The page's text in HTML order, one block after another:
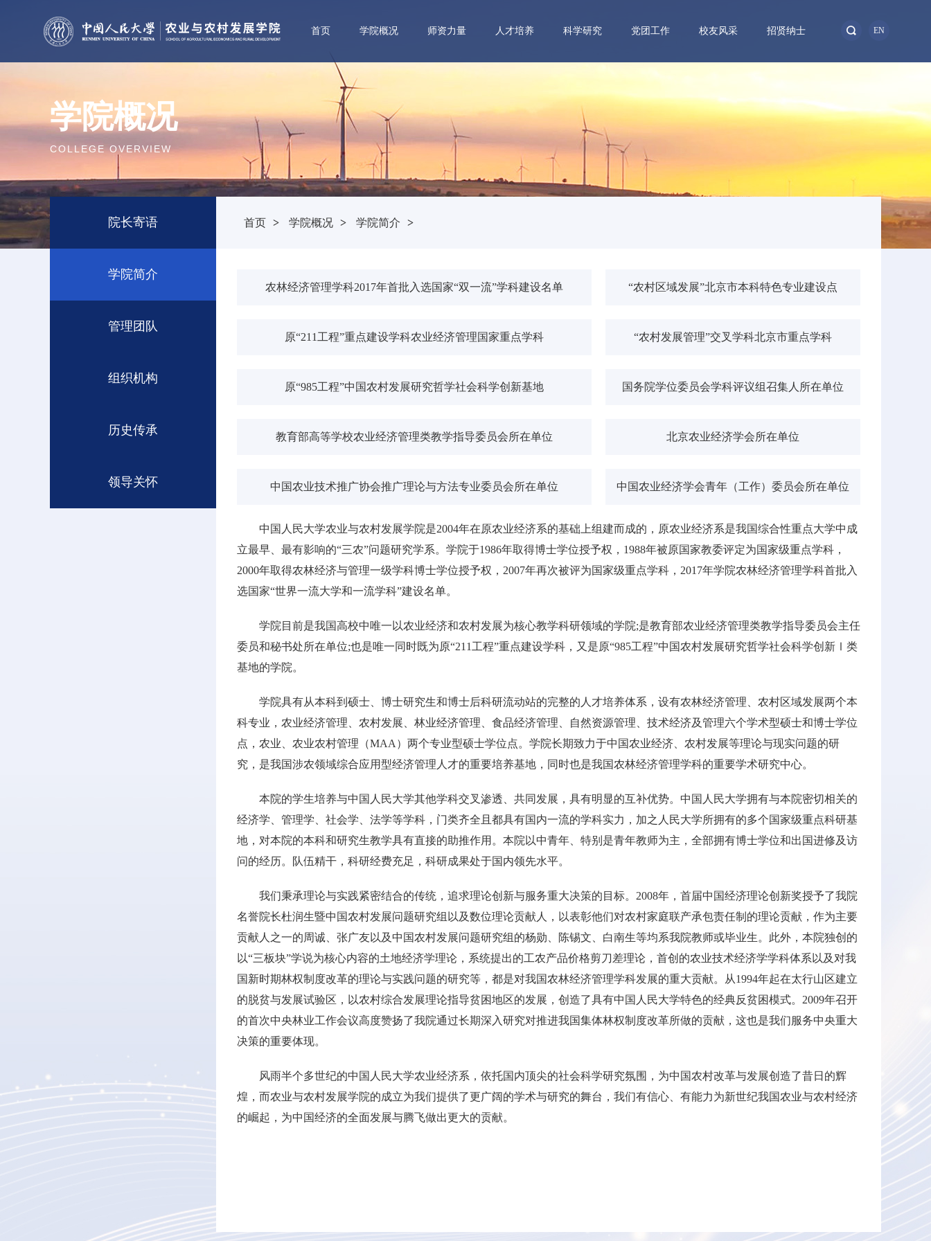
首页 学院概况 师资力量 人才培养 科学研究 党团工作 校友风采 招贤纳士 EN
学院概况
COLLEGE OVERVIEW
院长寄语
学院简介
管理团队
组织机构
历史传承
领导关怀
首页 > 学院概况 > 学院简介 >
农林经济管理学科2017年首批入选国家“双一流”学科建设名单 “农村区域发展”北京市本科特色专业建设点
原“211工程”重点建设学科农业经济管理国家重点学科 “农村发展管理”交叉学科北京市重点学科
原“985工程”中国农村发展研究哲学社会科学创新基地 国务院学位委员会学科评议组召集人所在单位
教育部高等学校农业经济管理类教学指导委员会所在单位 北京农业经济学会所在单位
中国农业技术推广协会推广理论与方法专业委员会所在单位 中国农业经济学会青年（工作）委员会所在单位
中国人民大学农业与农村发展学院是2004年在原农业经济系的基础上组建而成的，原农业经济系是我国综合性重点大学中成
立最早、最有影响的“三农”问题研究学系。学院于1986年取得博士学位授予权，1988年被原国家教委评定为国家级重点学科，
2000年取得农林经济与管理一级学科博士学位授予权，2007年再次被评为国家级重点学科，2017年学院农林经济管理学科首批入
选国家“世界一流大学和一流学科”建设名单。
学院目前是我国高校中唯一以农业经济和农村发展为核心教学科研领域的学院;是教育部农业经济管理类教学指导委员会主任
委员和秘书处所在单位;也是唯一同时既为原“211工程”重点建设学科，又是原“985工程”中国农村发展研究哲学社会科学创新Ⅰ类
基地的学院。
学院具有从本科到硕士、博士研究生和博士后科研流动站的完整的人才培养体系，设有农林经济管理、农村区域发展两个本
科专业，农业经济管理、农村发展、林业经济管理、食品经济管理、自然资源管理、技术经济及管理六个学术型硕士和博士学位
点，农业、农业农村管理（MAA）两个专业型硕士学位点。学院长期致力于中国农业经济、农村发展等理论与现实问题的研
究，是我国涉农领域综合应用型经济管理人才的重要培养基地，同时也是我国农林经济管理学科的重要学术研究中心。
本院的学生培养与中国人民大学其他学科交叉渗透、共同发展，具有明显的互补优势。中国人民大学拥有与本院密切相关的
经济学、管理学、社会学、法学等学科，门类齐全且都具有国内一流的学科实力，加之人民大学所拥有的多个国家级重点科研基
地，对本院的本科和研究生教学具有直接的助推作用。本院以中青年、特别是青年教师为主，全部拥有博士学位和出国进修及访
问的经历。队伍精干，科研经费充足，科研成果处于国内领先水平。
我们秉承理论与实践紧密结合的传统，追求理论创新与服务重大决策的目标。2008年，首届中国经济理论创新奖授予了我院
名誉院长杜润生暨中国农村发展问题研究组以及数位理论贡献人，以表彰他们对农村家庭联产承包责任制的理论贡献，作为主要
贡献人之一的周诚、张广友以及中国农村发展问题研究组的杨勋、陈锡文、白南生等均系我院教师或毕业生。此外，本院独创的
以“三板块”学说为核心内容的土地经济学理论，系统提出的工农产品价格剪刀差理论，首创的农业技术经济学学科体系以及对我
国新时期林权制度改革的理论与实践问题的研究等，都是对我国农林经济管理学科发展的重大贡献。从1994年起在太行山区建立
的脱贫与发展试验区，以农村综合发展理论指导贫困地区的发展，创造了具有中国人民大学特色的经典反贫困模式。2009年召开
的首次中央林业工作会议高度赞扬了我院通过长期深入研究对推进我国集体林权制度改革所做的贡献，这也是我们服务中央重大
决策的重要体现。
风雨半个多世纪的中国人民大学农业经济系，依托国内顶尖的社会科学研究氛围，为中国农村改革与发展创造了昔日的辉
煌，而农业与农村发展学院的成立为我们提供了更广阔的学术与研究的舞台，我们有信心、有能力为新世纪我国农业与农村经济
的崛起，为中国经济的全面发展与腾飞做出更大的贡献。